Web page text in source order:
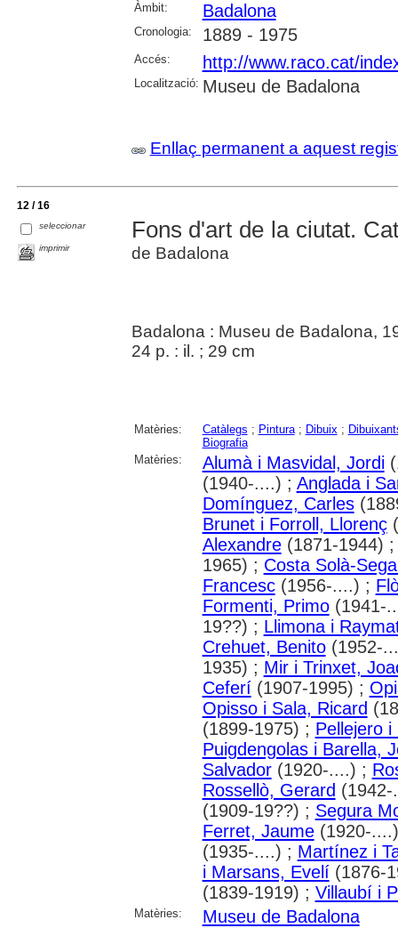
Àmbit: Badalona
Cronologia: 1889 - 1975
Accés: http://www.raco.cat/
Localització: Museu de Badalona
Enllaç permanent a aquest
12 / 16
seleccionar
imprimir
Fons d'art de la ciutat.
de Badalona
Badalona : Museu de Badalona,
24 p. : il. ; 29 cm
Matèries: Catàlegs ; Pintura; Dibuix;
Biografia
Matèries:
Alumà i Masvidal, Jordi
(1940-....) ; Anglada i
Domínguez, Carles
Brunet i Forroll, Llorenç
Alexandre(1871-1944)
1965) ; Costa Solà-
Francesc(1956-....) ;
Formenti, Primo(1941-
19??) ; Llimona i
Crehuet, Benito(1952-
1935) ; Mir i Trinxet,
Ceferí(1907-1995) ;
Opisso i Sala, Ricard
(1899-1975) ; Pellejero i
Puigdengolas i Barella,
Salvador(1920-....) ;
Rossellò, Gerard
(1909-19??) ; Segura
Ferret, Jaume(1920-
(1935-....) ; Martínez i
i Marsans, Evelí(1876-
(1839-1919) ; Villaubí i
Matèries: Museu de Badalona